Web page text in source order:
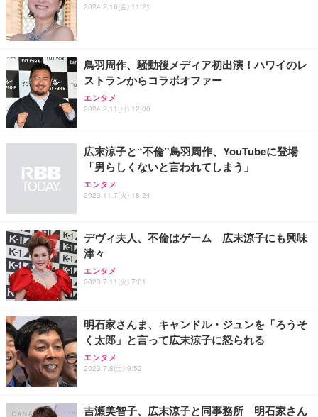
Sezlife オフィスチェア デスクチェア 疲れない テレ
務用 おしゃれ パソコンチェア (ブラック)
Sezlife オフィスチェア デスクチェア 疲れない テレ
ワーク チェア 強化バックレスト 30度ロッキング機
能 人間工学 椅子 腰サポート 90度跳ね上げ式アーム
務用 おしゃれ パソコンチェア (ホワイト)
ANDWINT オフィスチェア デスクチェア 肘なし メ
ッシュ 通気性 ランバーサポート付き 腰サポート ガ
ス圧無段階昇降 360度回転 キャスター付き コンパク
【純正品】27"ゲーミングモニター DualSense 充電
【整備済み品】Dell E2724HS 27インチ 液晶モニタ
ー フルHD（1920×1080）VA 非光沢 HDMI/DisplayP
ort/VGA スピーカー内蔵 高さ調整 スイベル VESA対
【MiniLED/24.5inch/280Hz/FHD】GRAPHT THE S
HOOTER Gaming Monitor 24” Essential ゲーミン
グモニター QD 24.5インチ 1ms FHD 量子ドット 残
ネオ・ルーライフ ネオ・オムツ L 中型犬用 26枚入
Smart Basic(スマートベーシック) 【Amazon.co.jp
限定】 Smart Basic アイリスオーヤマ ペットシーツ
超厚型 お徳用 ワイド 100枚入 (x 1) (ケース販売)
アイリスオーヤマ ペットシーツ 超厚型 お徳用 レギ
ュラー 200枚入【Amazon.co.jp限定】
2024.2.16(金) 11:21
鳥羽周作、騒動後メディア初出演！ハワイのレ
ストランからコラボオファー
エンタメ
2024.2.11(日) 12:00
広末涼子と“不倫”鳥羽周作、YouTubeに登場
「男らしくないと言われてしまう」
エンタメ
2023.11.7(火) 18:24
デヴィ夫人、不倫はゲーム 広末涼子にも興味
津々
エンタメ
2023.7.11(火) 7:01
明石家さんま、キャンドル・ジュンを「ろうそ
く太郎」と言って広末涼子に怒られる
エンタメ
2023.7.8(土) 9:52
吉瀬美智子、広末涼子と同事務所 明石家さん